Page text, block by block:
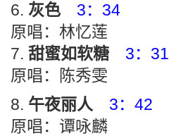
灰色
3：34
原唱：林忆莲
甜蜜如软糖
3：31
原唱：陈秀雯
午夜丽人
3：42
原唱：谭咏麟